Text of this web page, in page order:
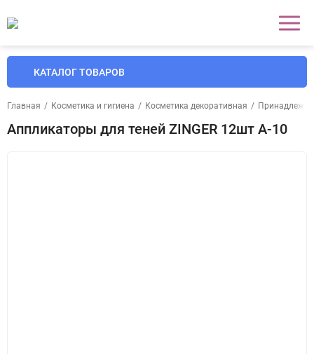
КАТАЛОГ ТОВАРОВ
Главная / Косметика и гигиена / Косметика декоративная /
Аппликаторы для теней ZINGER 12шт A-10